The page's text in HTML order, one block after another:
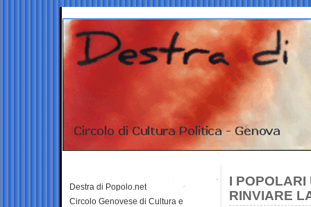
I POPOLARI
RINVIARE
Destra di Popolo.net
Circolo Genovese di Cultura e